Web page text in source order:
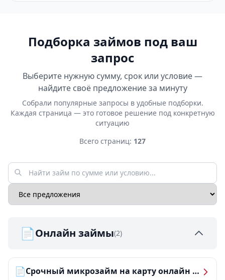
Подборка займов под ваш
запрос
Выберите нужную сумму, срок или условие —
найдите своё предложение за минуту
Собрали популярные запросы в удобные подборки.
Каждая страница — это готовое решение под конкретную
ситуацию
Всего страниц: 127
📄Онлайн займы(2)
📄 Срочный микрозайм на карту онлайн — получить деньги за 5 минут